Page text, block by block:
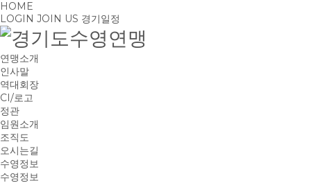
HOME
LOGIN JOIN US 경기일정
연맹소개
인사말
역대회장
CI/로고
정관
임원소개
조직도
오시는길
수영정보
수영정보